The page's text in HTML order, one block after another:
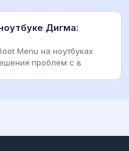
Дигма:
Menu на ноутбуках
проблем с в